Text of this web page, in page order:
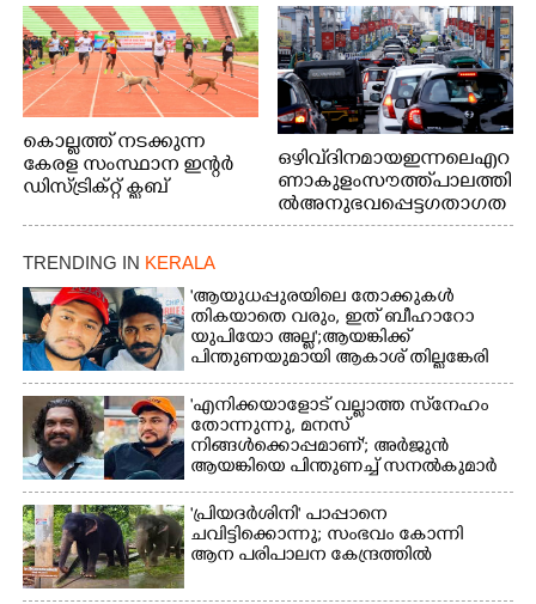
കൊല്ലത്ത് നടക്കുന്ന
കേരള സംസ്ഥാന ഇന്റർ
ഡിസ്ട്രിക്റ്റ് ക്ലബ്
ചാമ്പ്യൻഷിപ്പിൽ അണ്ടർ
20 ആൺകുട്ടികളുടെ 200
മത്സരത്തിനിടെ സിന്തറ്റിക്
ട്രാക്കിന് കുറുകെ ഓടുന്ന
നായകൾ.
ഒഴിവ് ദിനമായ ഇന്നലെ എറ
ണാകുളം സൗത്ത് പാലത്തി
ൽ അനുഭവപ്പെട്ട ഗതാഗത
ക്കുരുക്ക്
TRENDING IN KERALA
'ആയുധപ്പുരയിലെ തോക്കുകൾ
തികയാതെ വരും, ഇത് ബീഹാറോ
യുപിയോ അല്ല';ആയങ്കിക്ക്
പിന്തുണയുമായി ആകാശ് തില്ലങ്കേരി
'എനിക്കയാളോട് വല്ലാത്ത സ്‌നേഹം
തോന്നുന്നു, മനസ്
നിങ്ങൾക്കൊപ്പമാണ്'; അർജുൻ
ആയങ്കിയെ പിന്തുണച്ച് സനൽകുമാർ
'പ്രിയദർശിനി' പാപ്പാനെ
ചവിട്ടിക്കൊന്നു; സംഭവം കോന്നി
ആന പരിപാലന കേന്ദ്രത്തിൽ